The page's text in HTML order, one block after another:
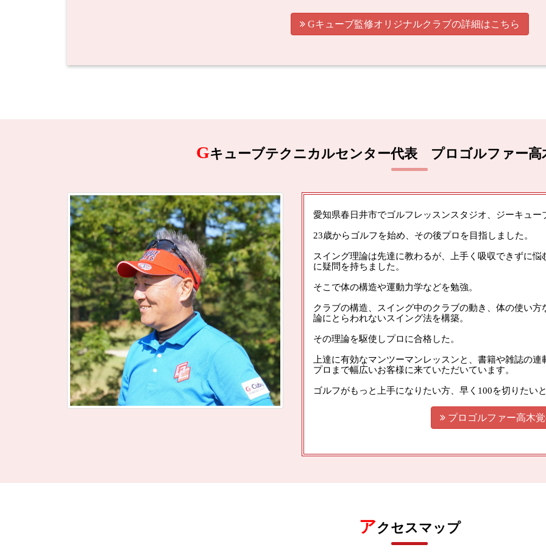
 Gキューブ監修オリジナルクラブの詳細はこちら
Gキューブテクニカルセンター代表 プロゴルファー高
愛知県春日井市でゴルフレッスンスタジオ、ジーキュ
23歳からゴルフを始め、その後プロを目指しました。
スイング理論は先達に教わるが、上手く吸収できずに
に疑問を持ちました。
そこで体の構造や運動力学などを勉強。
クラブの構造、スイング中のクラブの動き、体の使い
論にとらわれないスイング法を構築。
その理論を駆使しプロに合格した。
上達に有効なマンツーマンレッスンと、書籍や雑誌の
プロまで幅広いお客様に来ていただいています。
ゴルフがもっと上手になりたい方、早く100を切りたい
 プロゴルファー高木
アクセスマップ